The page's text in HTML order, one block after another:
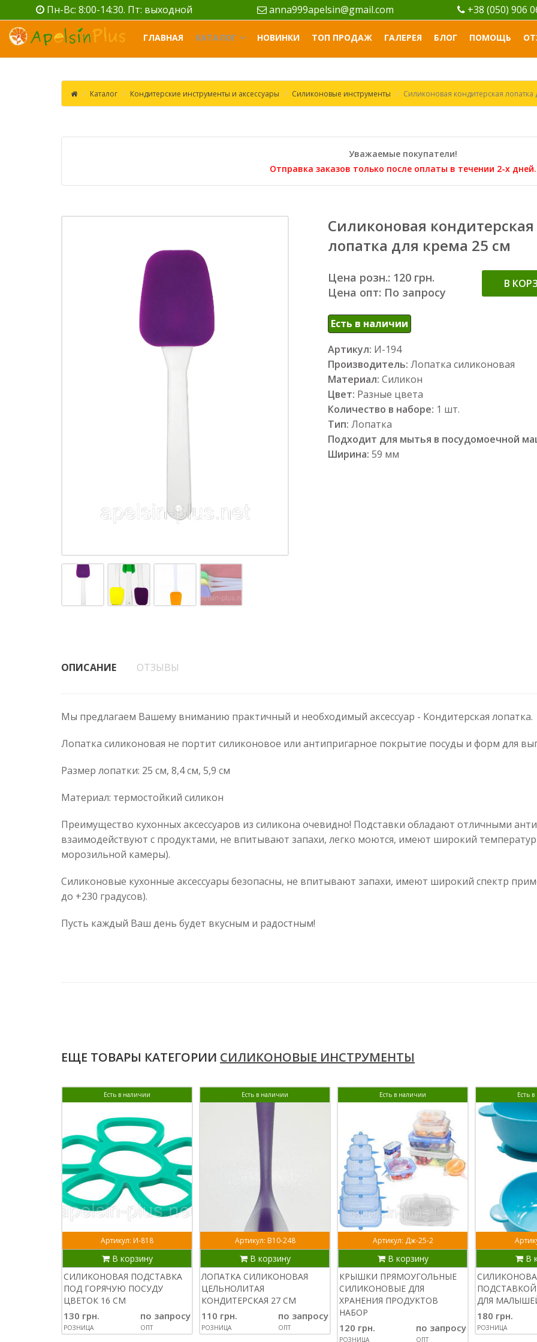
Пн-Вс: 8:00-14:30. Пт: выходной anna999apelsin@gmail.com +38 (050) 906
ГЛАВНАЯ КАТАЛОГ НОВИНКИ ТОП ПРОДАЖ ГАЛЕРЕЯ БЛОГ ПОМОЩЬ
Каталог Кондитерские инструменты и аксессуары Силиконовые инструменты Силиконовая кондитерская лопатка
Уважаемые покупатели!
Отправка заказов только после оплаты в течении 2-х дней.
Силиконовая кондитерская
лопатка для крема 25 см
Цена розн.: 120 грн.
Цена опт: По запросу
В
Есть в наличии
Артикул: И-194
Производитель: Лопатка силиконовая
Материал: Силикон
Цвет: Разные цвета
Количество в наборе: 1 шт.
Тип: Лопатка
Подходит для мытья в посудомоечной
Ширина: 59 мм
ОПИСАНИЕ ОТЗЫВЫ
Мы предлагаем Вашему вниманию практичный и необходимый аксессуар - Кондитерская лопатка.
Лопатка силиконовая не портит силиконовое или антипригарное покрытие посуды и форм для
Размер лопатки: 25 см, 8,4 см, 5,9 см
Материал: термостойкий силикон
Преимущество кухонных аксессуаров из силикона очевидно! Подставки обладают отличными
взаимодействуют с продуктами, не впитывают запахи, легко моются, имеют широкий
морозильной камеры).
Силиконовые кухонные аксессуары безопасны, не впитывают запахи, имеют широкий спектр
до +230 градусов).
Пусть каждый Ваш день будет вкусным и радостным!
ЕЩЕ ТОВАРЫ КАТЕГОРИИ СИЛИКОНОВЫЕ ИНСТРУМЕНТЫ
Есть в наличии
Артикул: И-818
В корзину
СИЛИКОНОВАЯ ПОДСТАВКА
ПОД ГОРЯЧУЮ ПОСУДУ
ЦВЕТОК 16 СМ
130 грн.
РОЗНИЦА
по запросу
ОПТ
Есть в наличии
Артикул: В10-248
В корзину
ЛОПАТКА СИЛИКОНОВАЯ
ЦЕЛЬНОЛИТАЯ
КОНДИТЕРСКАЯ 27 СМ
110 грн.
РОЗНИЦА
по запросу
ОПТ
Есть в наличии
Артикул: Дж-25-2
В корзину
КРЫШКИ ПРЯМОУГОЛЬНЫЕ
СИЛИКОНОВЫЕ ДЛЯ
ХРАНЕНИЯ ПРОДУКТОВ
НАБОР
120 грн.
РОЗНИЦА
по запросу
ОПТ
Есть
В
ДЛЯ
180 грн.
РОЗНИЦА